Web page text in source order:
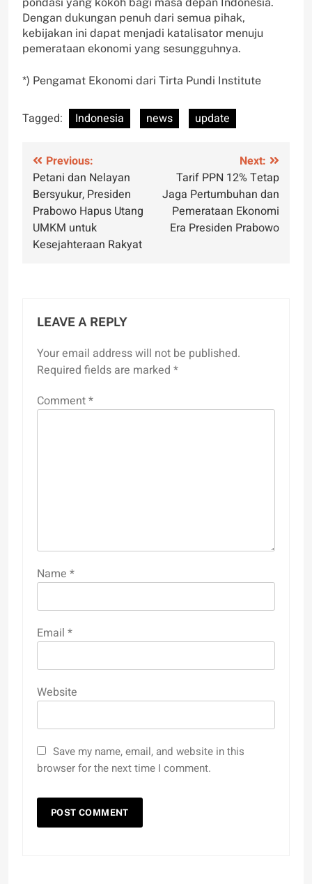
Dengan dukungan penuh dari semua pihak,
kebijakan ini dapat menjadi katalisator menuju
pemerataan ekonomi yang sesungguhnya.
*) Pengamat Ekonomi dari Tirta Pundi Institute
Tagged: Indonesia news update
Post
navigation
Previous:
Petani dan Nelayan
Bersyukur, Presiden
Prabowo Hapus Utang
UMKM untuk
Kesejahteraan Rakyat
Next:
Tarif PPN 12% Tetap
Jaga Pertumbuhan dan
Pemerataan Ekonomi
Era Presiden Prabowo
LEAVE A REPLY
Your email address will not be published.
Required fields are marked *
Comment*
Name *
Email *
Website
Save my name, email, and website in this
browser for the next time I comment.